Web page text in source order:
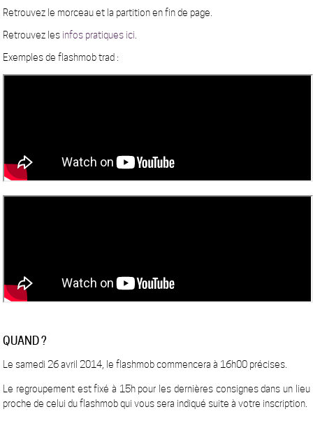
Retrouvez le morceau et la partition en fin de page.
Retrouvez les infos pratiques ici
Exemples de flashmob trad :
QUAND ?
Le samedi 26 avril 2014, le flashmob commencera à 16h00 précises.
Le regroupement est fixé à 15h pour les dernières consignes dans un lieu
proche de celui du flashmob qui vous sera indiqué suite à votre inscription.